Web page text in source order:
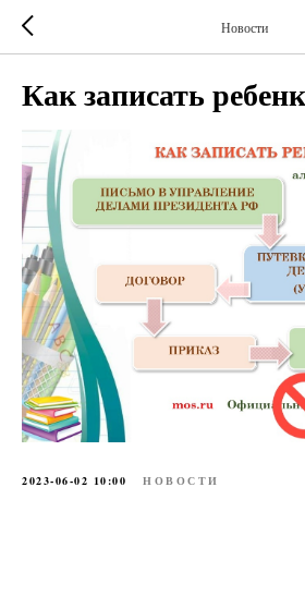
Новости
Как записать
2023-06-02 10:00 НОВОСТИ